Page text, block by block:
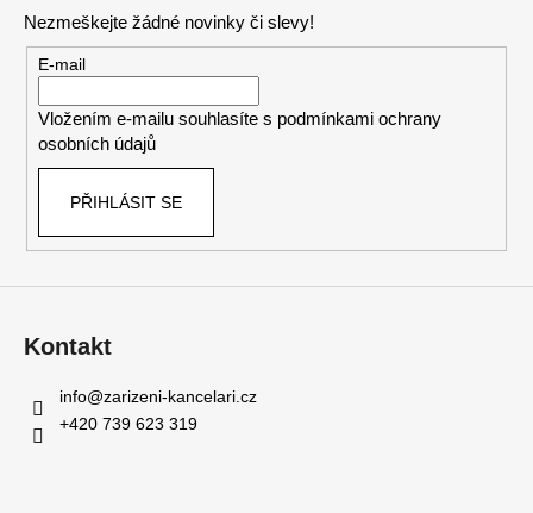
Nezmeškejte žádné novinky či slevy!
E-mail
Vložením e-mailu souhlasíte s podmínkami ochrany
osobních údajů
PŘIHLÁSIT SE
Kontakt
info@zarizeni-kancelari.cz
+420 739 623 319